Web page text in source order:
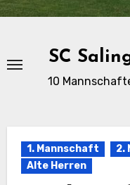
SC
10
1. Mannschaft 2.
Alte Herren